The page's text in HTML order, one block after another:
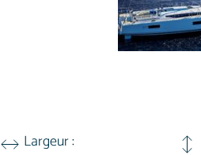
Largeur :